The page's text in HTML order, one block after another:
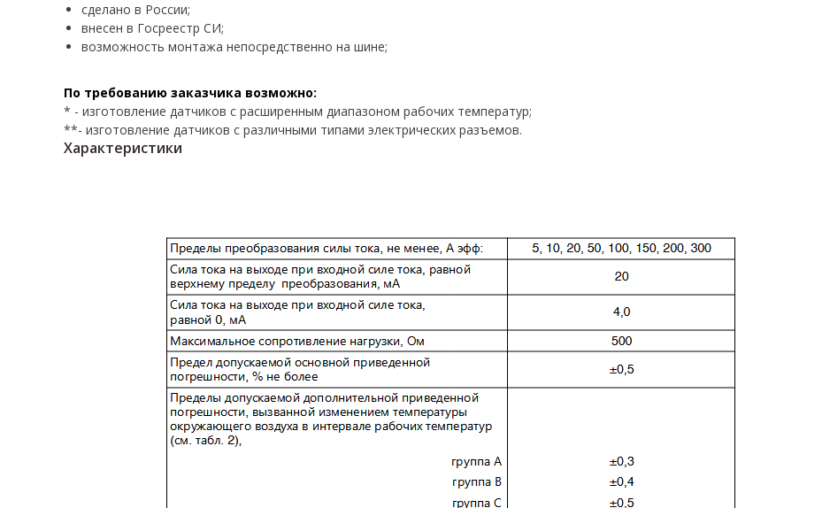
сделано в России;
внесен в Госреестр СИ;
возможность монтажа непосредственно на шине;
По требованию заказчика возможно:
* - изготовление датчиков с расширенным диапазоном рабочих температур;
**- изготовление датчиков с различными типами электрических разъемов.
Характеристики